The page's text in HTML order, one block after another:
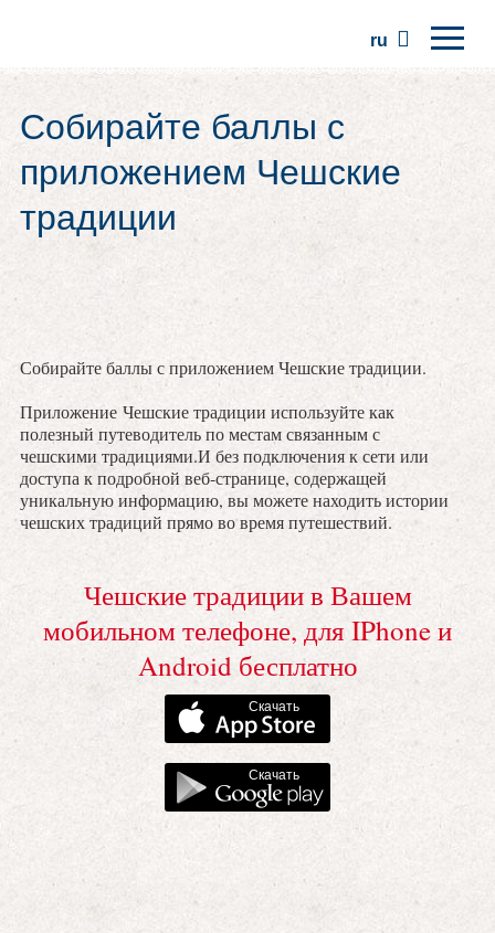
ru
Регионы
Традиции
Экскурсии
Собирайте баллы с
приложением Чешские
традиции
Собирайте баллы с приложением Чешские традиции.
Приложение Чешские традиции используйте как
полезный путеводитель по местам связанным с
чешскими традициями.И без подключения к сети или
доступа к подробной веб-странице, содержащей
уникальную информацию, вы можете находить истории
чешских традиций прямо во время путешествий.
Чешские традиции в Вашем
мобильном телефоне, для IPhone и
Android бесплатно
Скачать
Скачать